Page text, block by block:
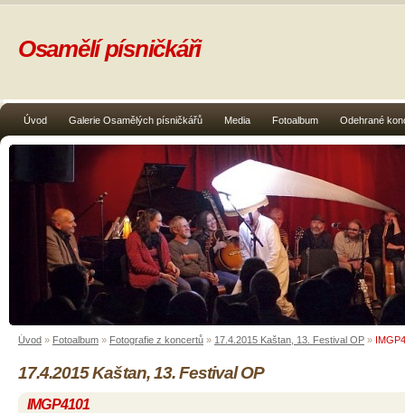
Úvod Galerie Osamělých písničkářů Media Fotoalbum Odehrané
Osamělí písničkáři
Úvod » Fotoalbum » Fotografie z koncertů » 17.4.2015 Kaštan, 13. Festival OP »
17.4.2015 Kaštan, 13. Festival OP
IMGP4101